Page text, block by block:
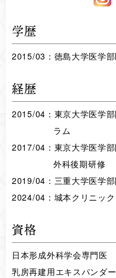
学歴
2015/03：徳島大学医学
経歴
2015/04：東京大学医学
ラム
2017/04：東京大学医学
外科後期研修
2019/04：三重大学医学
2024/04：城本クリニック
資格
日本形成外科学会専門医
乳房再建用エキスパンダ